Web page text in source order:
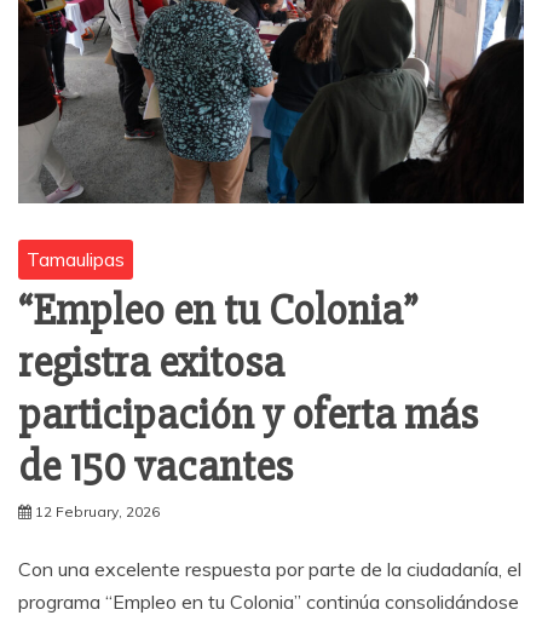
Tamaulipas
“Empleo en tu Colonia”
registra exitosa
participación y oferta más
de 150 vacantes
12 February, 2026
Con una excelente respuesta por parte de la ciudadanía, el
programa “Empleo en tu Colonia” continúa consolidándose